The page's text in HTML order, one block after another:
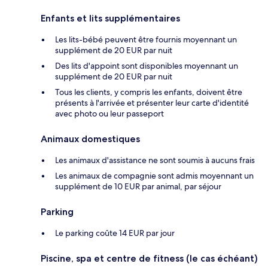
Enfants et lits supplémentaires
Les lits-bébé peuvent être fournis moyennant un
supplément de 20 EUR par nuit
Des lits d'appoint sont disponibles moyennant un
supplément de 20 EUR par nuit
Tous les clients, y compris les enfants, doivent être
présents à l'arrivée et présenter leur carte d'identité
avec photo ou leur passeport
Animaux domestiques
Les animaux d'assistance ne sont soumis à aucuns frais
Les animaux de compagnie sont admis moyennant un
supplément de 10 EUR par animal, par séjour
Parking
Le parking coûte 14 EUR par jour
Piscine, spa et centre de fitness (le cas échéant)